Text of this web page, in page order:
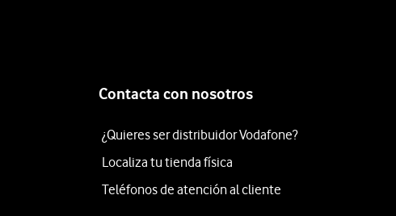
Contacta con nosotros
¿Quieres ser distribuidor Vodafone?
Localiza tu tienda física
Teléfonos de atención al cliente